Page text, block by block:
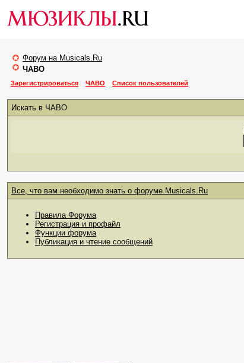
Форум на Musicals.Ru
ЧАВО
Зарегистрироваться
ЧАВО Список пользователей
Искать в ЧАВО
Все, что вам необходимо знать о форуме Musicals.Ru
Правила Форума
Регистрация и профайл
Функции форума
Публикация и чтение сообщений